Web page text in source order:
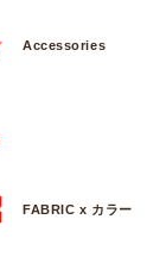
Accessories
FABRIC x カラー